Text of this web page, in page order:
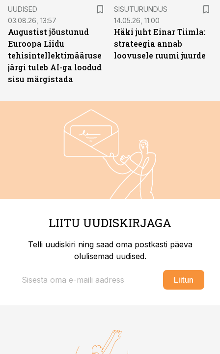
UUDISED
03.08.26, 13:57
Augustist jõustunud
Euroopa Liidu
tehisintellektimääruse
järgi tuleb AI-ga loodud
sisu märgistada
SISUTURUNDUS
14.05.26, 11:00
Häki juht Einar Tiimla:
strateegia annab
loovusele ruumi juurde
LIITU UUDISKIRJAGA
Telli uudiskiri ning saad oma postkasti päeva
olulisemad uudised.
Liitun